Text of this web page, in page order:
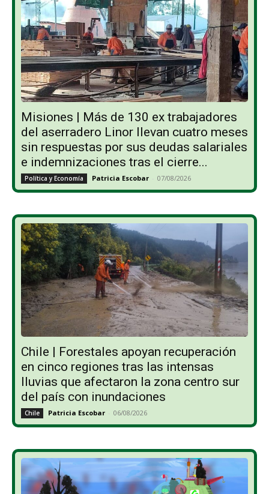
Misiones | Más de 130 ex trabajadores
del aserradero Linor llevan cuatro meses
sin respuestas por sus deudas salariales
e indemnizaciones tras el cierre...
Política y Economía Patricia Escobar - 07/08/2026
Chile | Forestales apoyan recuperación
en cinco regiones tras las intensas
lluvias que afectaron la zona centro sur
del país con inundaciones
Chile Patricia Escobar - 06/08/2026